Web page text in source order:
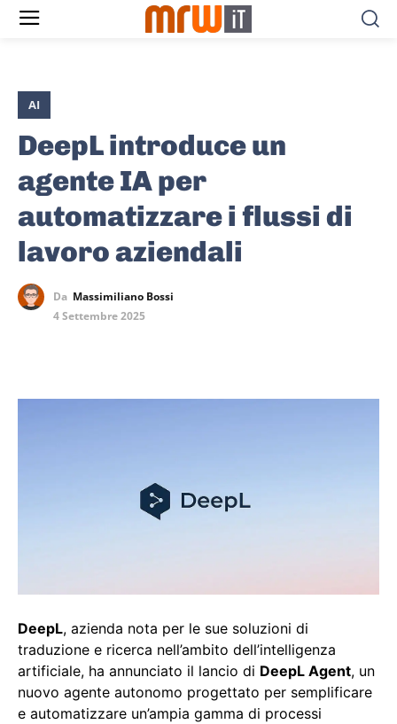
AI
DeepL introduce un
agente IA per
automatizzare i flussi di
lavoro aziendali
Da Massimiliano Bossi
4 Settembre 2025
DeepL, azienda nota per le sue soluzioni di
traduzione e ricerca nell’ambito dell’intelligenza
artificiale, ha annunciato il lancio di DeepL Agent, un
nuovo agente autonomo progettato per semplificare
e automatizzare un’ampia gamma di processi